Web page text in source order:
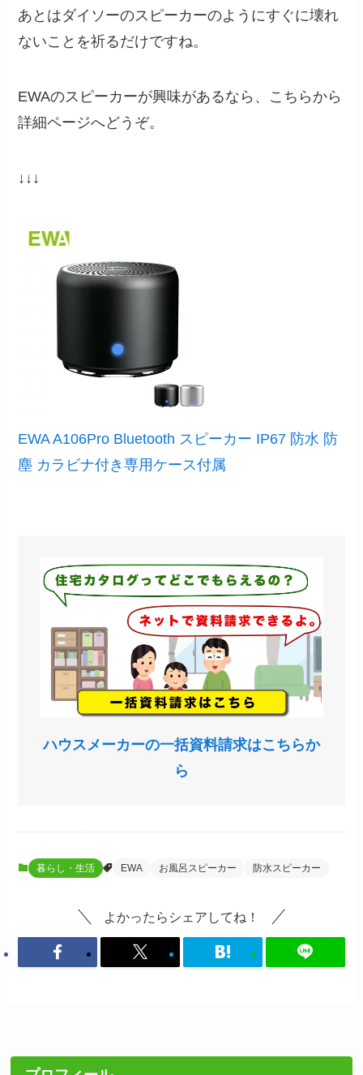
あとはダイソーのスピーカーのようにすぐに壊れ
ないことを祈るだけですね。
EWAのスピーカーが興味があるなら、こちらから
詳細ページへどうぞ。
↓↓↓
EWA A106Pro Bluetooth スピーカー IP67 防水 防
塵 カラビナ付き専用ケース付属
ハウスメーカーの一括資料請求はこちらか
ら
暮らし・生活 EWA お風呂スピーカー 防水スピーカー
よかったらシェアしてね！